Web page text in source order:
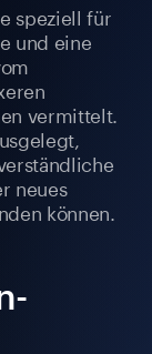
speziell für
und eine
vermittelt.
neues
können.